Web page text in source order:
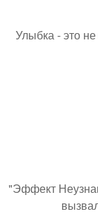
Улыбка - это
"Эффект